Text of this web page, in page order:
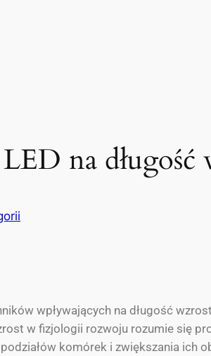
na
wpływających na długość
w fizjologii rozwoju rozumie się
komórek i zwiększania ich